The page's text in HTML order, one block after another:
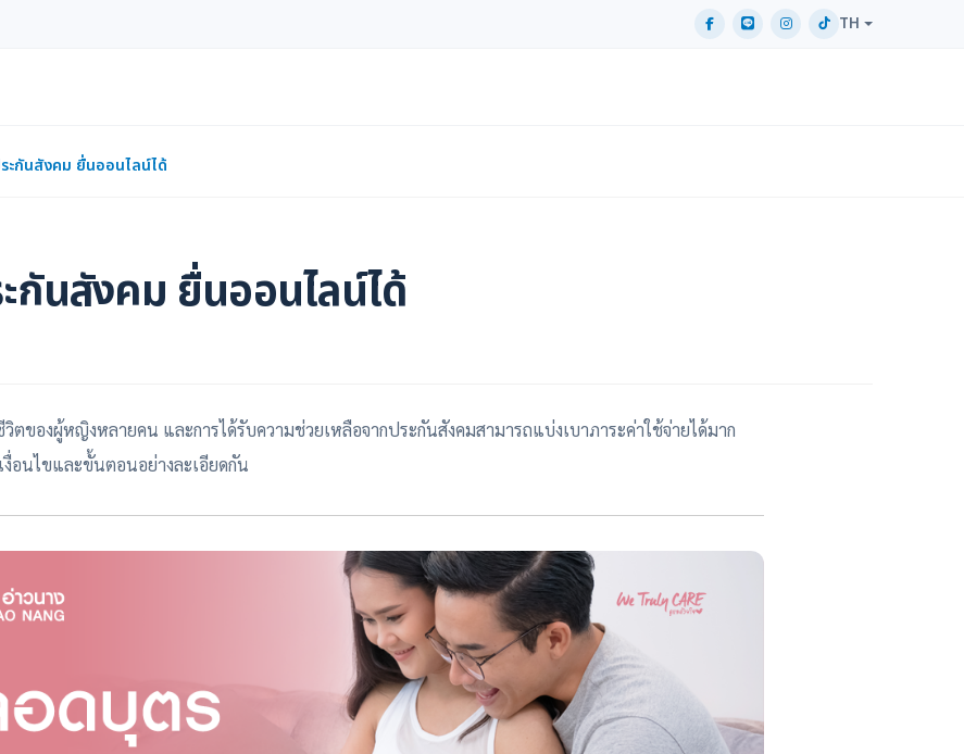
TH
ะกันสังคม ยื่นออนไลน์ได้
กันสังคม ยื่นออนไลน์ได้
องผู้หญิงหลายคน และการได้รับความช่วยเหลือจากประกันสังคมสามารถแบ่งเบาภาระค่าใช้จ่ายได้มาก
อนไขและขั้นตอนอย่างละเอียดกัน